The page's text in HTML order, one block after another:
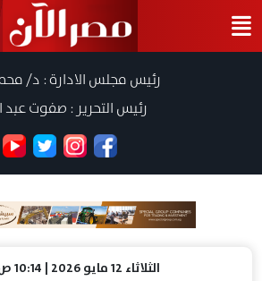
رئيس مجلس الادارة : د/
رئيس التحرير : صفوت عبد
الثلاثاء 12 مايو 2026 | 10:14 ص